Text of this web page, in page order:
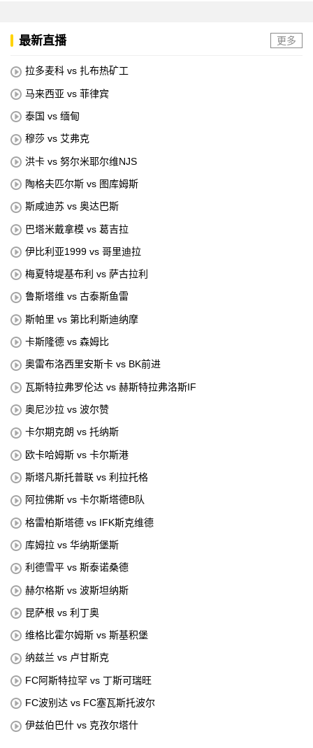
最新直播 更多
拉多麦科 vs 扎布热矿工
马来西亚 vs 菲律宾
泰国 vs 缅甸
穆莎 vs 艾弗克
洪卡 vs 努尔米耶尔维NJS
陶格夫匹尔斯 vs 图库姆斯
斯咸迪苏 vs 奥达巴斯
巴塔米戴拿模 vs 葛吉拉
伊比利亚1999 vs 哥里迪拉
梅夏特堤基布利 vs 萨古拉利
鲁斯塔维 vs 古泰斯鱼雷
斯帕里 vs 第比利斯迪纳摩
卡斯隆德 vs 森姆比
奥雷布洛西里安斯卡 vs BK前进
瓦斯特拉弗罗伦达 vs 赫斯特拉弗洛斯IF
奥尼沙拉 vs 波尔赞
卡尔期克朗 vs 托纳斯
欧卡哈姆斯 vs 卡尔斯港
斯塔凡斯托普联 vs 利拉托格
阿拉佛斯 vs 卡尔斯塔德B队
格雷柏斯塔德 vs IFK斯克维德
库姆拉 vs 华纳斯堡斯
利德雪平 vs 斯泰诺桑德
赫尔格斯 vs 波斯坦纳斯
昆萨根 vs 利丁奥
维格比霍尔姆斯 vs 斯基积堡
纳兹兰 vs 卢甘斯克
FC阿斯特拉罕 vs 丁斯可瑞旺
FC波别达 vs FC塞瓦斯托波尔
伊兹伯巴什 vs 克孜尔塔什